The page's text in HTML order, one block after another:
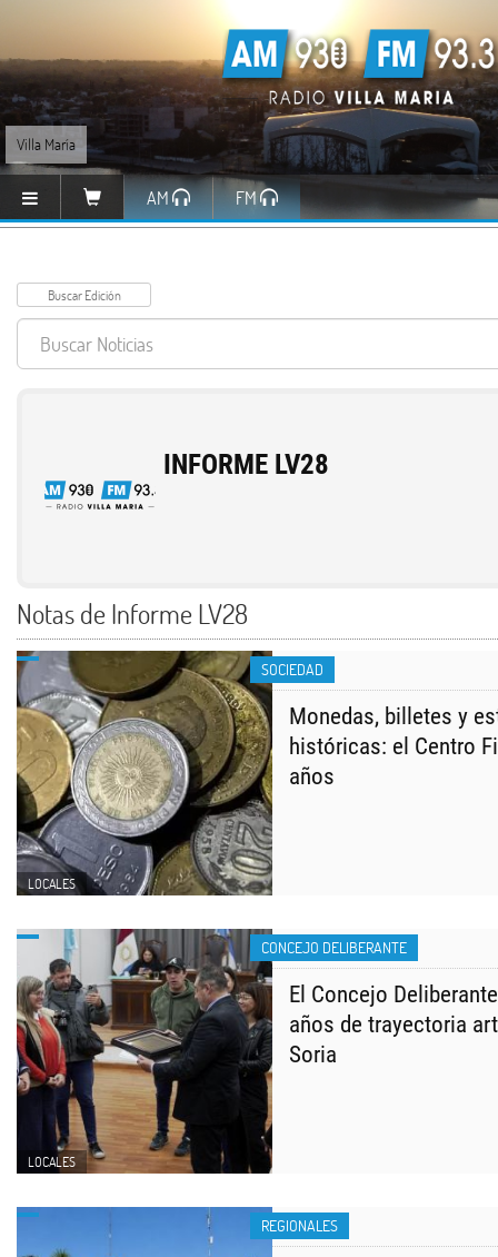
Villa María
AM FM
INFORME LV28
Notas de Informe LV28
SOCIEDAD
LOCALES
Monedas, billetes y
históricas: el Centro
años
CONCEJO DELIBERANTE
LOCALES
El Concejo
años de trayectoria
Soria
REGIONALES